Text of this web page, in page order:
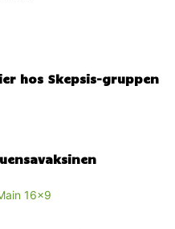
hos Skepsis-gruppen